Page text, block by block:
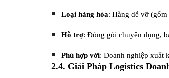
Loại hàng hóa: Hàng dễ vỡ (gốm
Hỗ trợ: Đóng gói chuyên dụng,
Phù hợp với: Doanh nghiệp xuất
2.4. Giải Pháp Logistics